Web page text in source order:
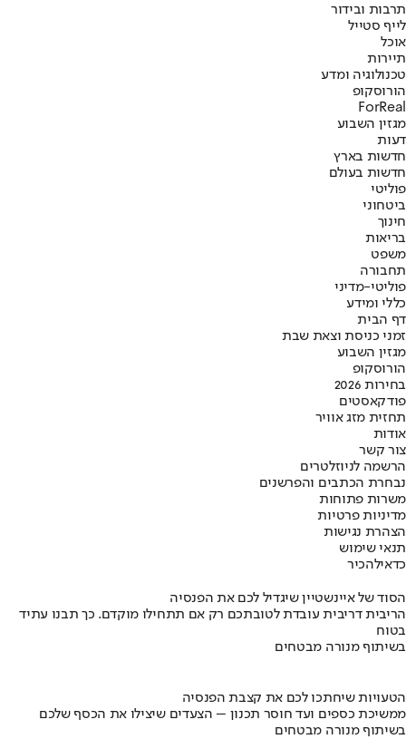
תרבות ובידור
לייף סטייל
אוכל
תיירות
טכנולוגיה ומדע
הורוסקופ
ForReal
מגזין השבוע
דעות
חדשות בארץ
חדשות בעולם
פוליטי
ביטחוני
חינוך
בריאות
משפט
תחבורה
פוליטי-מדיני
כללי ומידע
דף הבית
זמני כניסת וצאת שבת
מגזין השבוע
הורוסקופ
בחירות 2026
פודקאסטים
תחזית מזג אוויר
אודות
צור קשר
הרשמה לניוזלטרים
נבחרת הכתבים והפרשנים
משרות פתוחות
מדיניות פרטיות
הצהרת נגישות
תנאי שימוש
כדאילהכיר
הסוד של איינשטיין שיגדיל לכם את הפנסיה
הריבית דריבית עובדת לטובתכם רק אם תתחילו מוקדם. כך תבנו עתיד
בטוח
בשיתוף מנורה מבטחים
הטעויות שיחתכו לכם את קצבת הפנסיה
ממשיכת כספים ועד חוסר תכנון – הצעדים שיצילו את הכסף שלכם
בשיתוף מנורה מבטחים